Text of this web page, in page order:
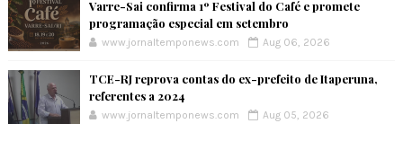
Varre-Sai confirma 1º Festival do Café e promete
programação especial em setembro
www.jornaltemponews.com Aug 06, 2026
TCE-RJ reprova contas do ex-prefeito de Itaperuna,
referentes a 2024
www.jornaltemponews.com Aug 05, 2026